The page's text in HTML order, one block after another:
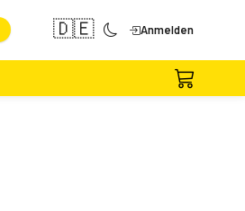
🇩🇪 Anmelden